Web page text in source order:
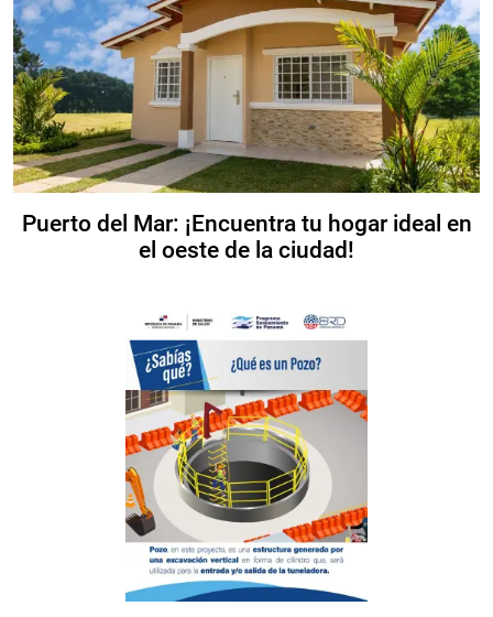
Puerto del Mar: ¡Encuentra tu hogar ideal en
el oeste de la ciudad!